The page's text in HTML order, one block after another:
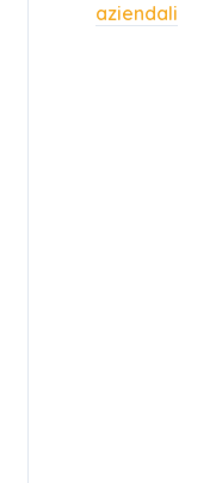
aziendali